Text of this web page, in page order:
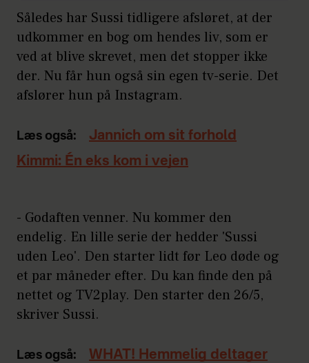
Således har Sussi tidligere afsløret, at der
udkommer en bog om hendes liv, som er
ved at blive skrevet, men det stopper ikke
der. Nu får hun også sin egen tv-serie. Det
afslører hun på Instagram.
Læs også:
Jannich om sit forhold
Kimmi: Én eks kom i vejen
- Godaften venner. Nu kommer den
endelig. En lille serie der hedder 'Sussi
uden Leo'. Den starter lidt før Leo døde og
et par måneder efter. Du kan finde den på
nettet og TV2play. Den starter den 26/5,
skriver Sussi.
Læs også:
WHAT! Hemmelig deltager